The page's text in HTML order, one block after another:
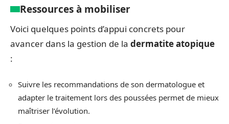
Ressources à mobiliser
Voici quelques points d’appui concrets pour
avancer dans la gestion de la dermatite atopique
:
Suivre les recommandations de son dermatologue et
adapter le traitement lors des poussées permet de mieux
maîtriser l’évolution.